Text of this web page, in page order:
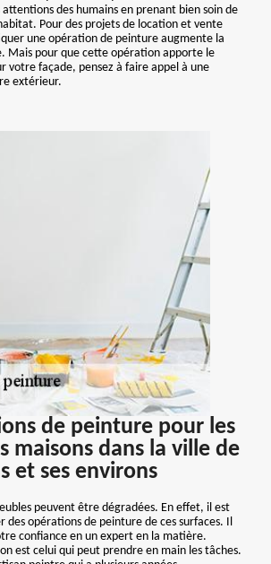
attentions des humains en prenant bien soin de
Pour des projets de location et vente
une opération de peinture augmente la
Mais pour que cette opération apporte le
votre façade, pensez à faire appel à une
extérieur.
de peinture pour les
maisons dans la ville de
et ses environs
peuvent être dégradées. En effet, il est
des opérations de peinture de ces surfaces. Il
confiance en un expert en la matière.
est celui qui peut prendre en main les tâches.